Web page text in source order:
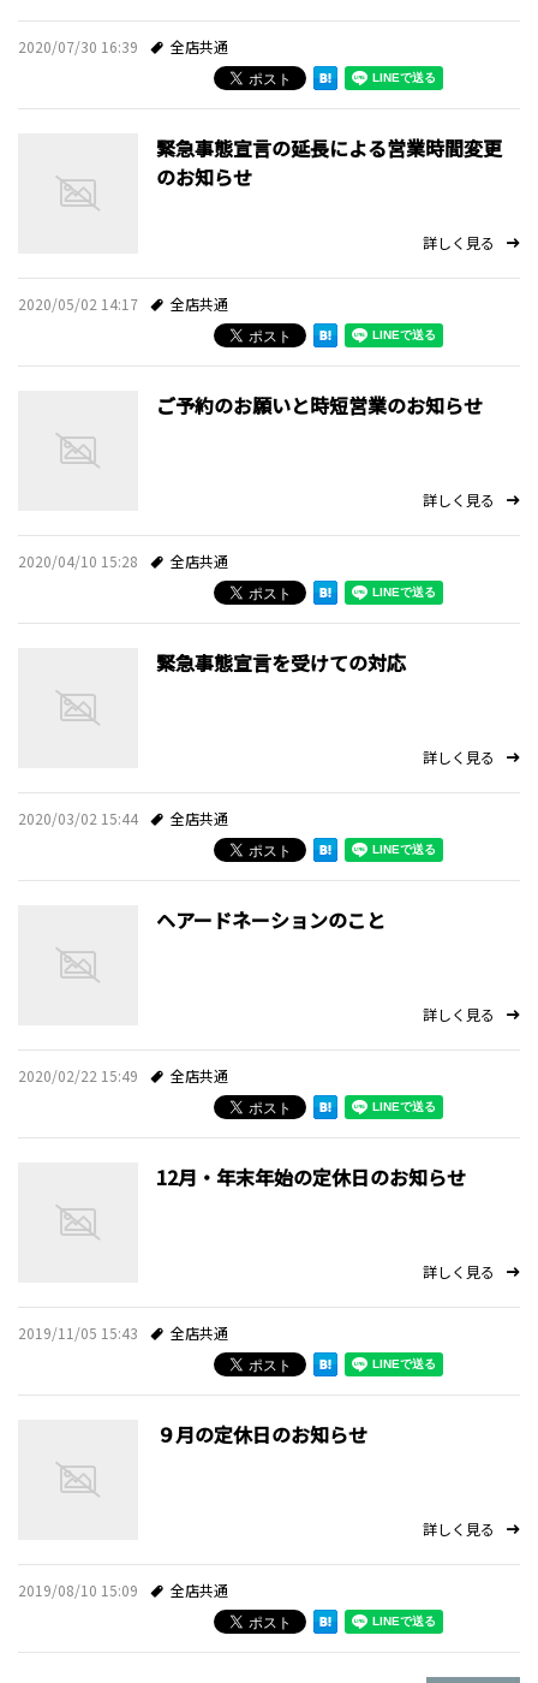
2020/07/30 16:39 全店共通
緊急事態宣言の延長による営業時間変更
のお知らせ
詳しく見る
2020/05/02 14:17 全店共通
ご予約のお願いと時短営業のお知らせ
詳しく見る
2020/04/10 15:28 全店共通
緊急事態宣言を受けての対応
詳しく見る
2020/03/02 15:44 全店共通
ヘアードネーションのこと
詳しく見る
2020/02/22 15:49 全店共通
12月・年末年始の定休日のお知らせ
詳しく見る
2019/11/05 15:43 全店共通
９月の定休日のお知らせ
詳しく見る
2019/08/10 15:09 全店共通